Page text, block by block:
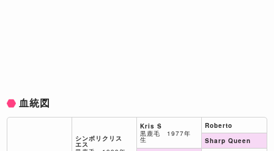
血統図
シンボリクリス
エス
Kris S
黒鹿毛 1977年
生
Roberto
Sharp Queen